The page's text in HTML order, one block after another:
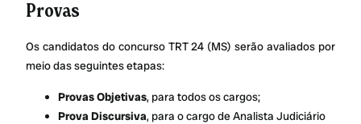
Provas
Os candidatos do concurso TRT 24 (MS) serão avaliados por
meio das seguintes etapas:
Provas Objetivas, para todos os cargos;
Prova Discursiva, para o cargo de Analista Judiciário